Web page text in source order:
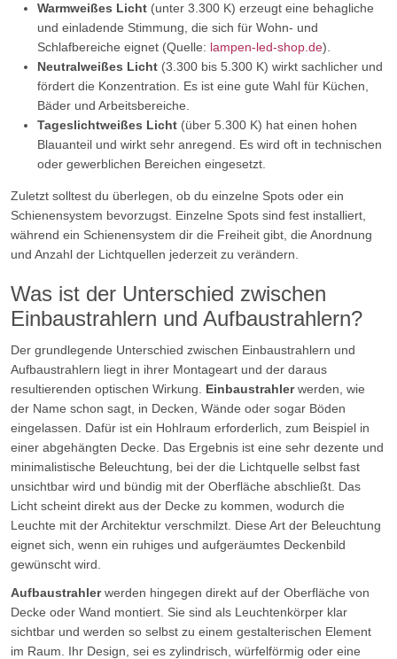
Warmweißes Licht (unter 3.300 K) erzeugt eine behagliche
und einladende Stimmung, die sich für Wohn- und
Schlafbereiche eignet (Quelle: lampen-led-shop.de).
Neutralweißes Licht (3.300 bis 5.300 K) wirkt sachlicher und
fördert die Konzentration. Es ist eine gute Wahl für Küchen,
Bäder und Arbeitsbereiche.
Tageslichtweißes Licht (über 5.300 K) hat einen hohen
Blauanteil und wirkt sehr anregend. Es wird oft in technischen
oder gewerblichen Bereichen eingesetzt.
Zuletzt solltest du überlegen, ob du einzelne Spots oder ein
Schienensystem bevorzugst. Einzelne Spots sind fest installiert,
während ein Schienensystem dir die Freiheit gibt, die Anordnung
und Anzahl der Lichtquellen jederzeit zu verändern.
Was ist der Unterschied zwischen
Einbaustrahlern und Aufbaustrahlern?
Der grundlegende Unterschied zwischen Einbaustrahlern und
Aufbaustrahlern liegt in ihrer Montageart und der daraus
resultierenden optischen Wirkung. Einbaustrahlerwerden, wie
der Name schon sagt, in Decken, Wände oder sogar Böden
eingelassen. Dafür ist ein Hohlraum erforderlich, zum Beispiel in
einer abgehängten Decke. Das Ergebnis ist eine sehr dezente und
minimalistische Beleuchtung, bei der die Lichtquelle selbst fast
unsichtbar wird und bündig mit der Oberfläche abschließt. Das
Licht scheint direkt aus der Decke zu kommen, wodurch die
Leuchte mit der Architektur verschmilzt. Diese Art der Beleuchtung
eignet sich, wenn ein ruhiges und aufgeräumtes Deckenbild
gewünscht wird.
Aufbaustrahlerwerden hingegen direkt auf der Oberfläche von
Decke oder Wand montiert. Sie sind als Leuchtenkörper klar
sichtbar und werden so selbst zu einem gestalterischen Element
im Raum. Ihr Design, sei es zylindrisch, würfelförmig oder eine